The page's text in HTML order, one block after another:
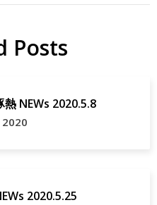
Posts
熱 NEWs 2020.5.8
2020
2020.5.25